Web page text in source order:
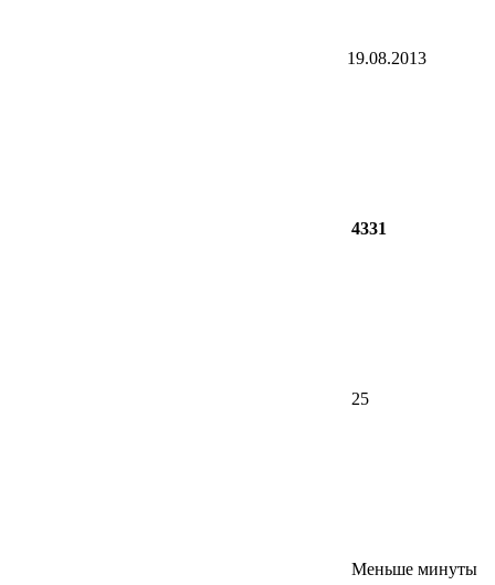
19.08.2013
4331
25
Меньше минуты